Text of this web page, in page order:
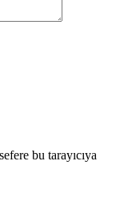
bu tarayıcıya